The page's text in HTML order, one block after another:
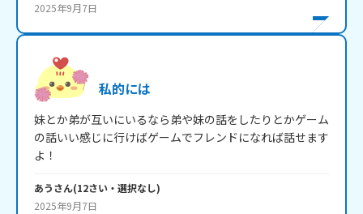
2025年9月7日
私的には
妹とか弟が互いにいるなら弟や妹の話をしたりとかゲーム
の話いい感じに行けばゲームでフレンドになれば話せます
よ！
あうさん(12さい・ 選択なし)
2025年9月7日